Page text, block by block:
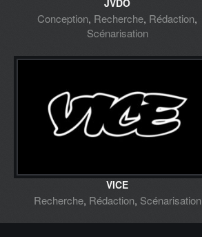
JVDO
Conception, Recherche, Rédaction,
Scénarisation
VICE
Recherche, Rédaction, Scénarisation